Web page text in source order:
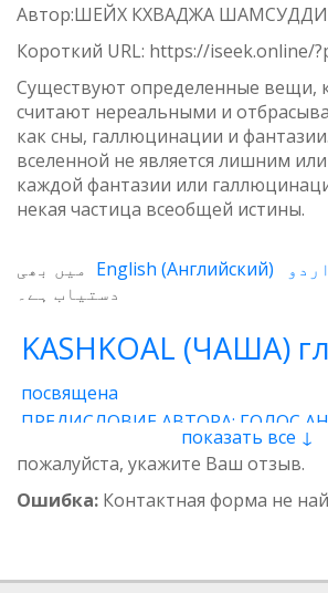
Автор:ШЕЙХ КХВАДЖА
Короткий URL: https://iseek.online/
Существуют определенные вещи,
считают нереальными и
как сны, галлюцинации и
вселенной не является лишним
каждой фантазии или
некая частица всеобщей истины.
English (Английский)
میں بھی
دستیاب ہے۔
KASHKOAL (ЧАША)
посвящена
ПРЕДИСЛОВИЕ АВТОРА: ГОЛОС
1 - Энергия
2 - Атом 3 - Восток и
4 - Пространственные нити
5 -
6 - Итог 7 - Качества
8 - وجدان
показать все ↓
пожалуйста, укажите Ваш отзыв.
Ошибка: Контактная форма не